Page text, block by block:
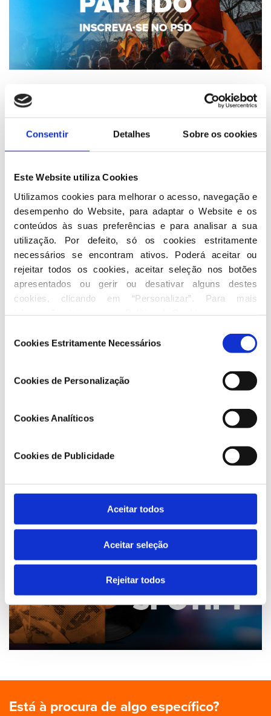
Consentir Detalhes Sobre os cookies
Este Website utiliza Cookies
Utilizamos cookies para melhorar o acesso, navegação e
desempenho do Website, para adaptar o Website e os
conteúdos às suas preferências e para analisar a sua
utilização. Por defeito, só os cookies estritamente
necessários se encontram ativos. Poderá aceitar ou
rejeitar todos os cookies, aceitar seleção nos botões
apresentados ou gerir ou desativar alguns destes
cookies, clicando em “Personalizar”. Para mais
deCookies Estritamente Necessários
Cookies de Personalização
Cookies Analíticos
Cookies de Publicidade
Aceitar todos
Aceitar seleção
Rejeitar todos
Está à procura de algo específico?